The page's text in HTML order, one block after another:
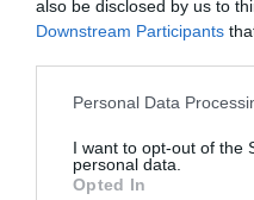
also be disclosed by us to
Downstream Participants
Please note that this
not limited to your visit or
grant or deny consent to
Personal Data
I want to opt-out of the
personal data.
Opted In
Legfrissebb